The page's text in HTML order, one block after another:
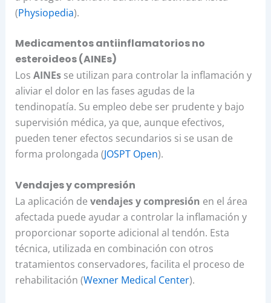
(Physiopedia).
Medicamentos antiinflamatorios no
esteroideos (AINEs)
Los AINEsse utilizan para controlar la inflamación y
aliviar el dolor en las fases agudas de la
tendinopatía. Su empleo debe ser prudente y bajo
supervisión médica, ya que, aunque efectivos,
pueden tener efectos secundarios si se usan de
forma prolongada (JOSPT Open).
Vendajes y compresión
La aplicación de vendajes y compresión en el área
afectada puede ayudar a controlar la inflamación y
proporcionar soporte adicional al tendón. Esta
técnica, utilizada en combinación con otros
tratamientos conservadores, facilita el proceso de
rehabilitación (Wexner Medical Center).